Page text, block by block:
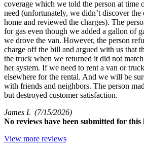
coverage which we told the person at time
need (unfortunately, we didn’t discover
home and reviewed the charges). The
for gas even though we added a gallon of
we drove the van. However, the person
charge off the bill and argued with us that
the truck when we returned it did not
her system. If we need to rent a van or
elsewhere for the rental. And we will be
with friends and neighbors. The person
but destroyed customer satisfaction.
James L (7/15/2026)
No reviews have been submitted for this
View more reviews